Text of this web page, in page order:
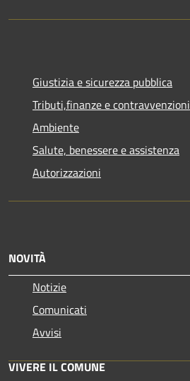
Giustizia e sicurezza pubblica
Tributi,finanze e contravvenzioni
Ambiente
Salute, benessere e assistenza
Autorizzazioni
NOVITÀ
Notizie
Comunicati
Avvisi
VIVERE IL COMUNE